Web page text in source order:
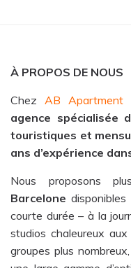
À PROPOS DE NOUS
Chez AB Apartment
agence spécialisée
touristiques et
ans d’expérience
Nous proposons
Barcelone
courte durée – à la
studios chaleureux
groupes plus